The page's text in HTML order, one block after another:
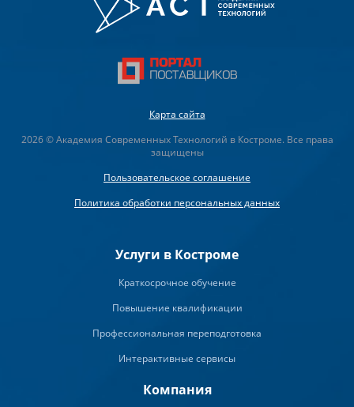
Карта сайта
2026 © Академия Современных Технологий в Костроме. Все права
защищены
Пользовательское соглашение
Политика обработки персональных данных
Услуги в Костроме
Краткосрочное обучение
Повышение квалификации
Профессиональная переподготовка
Интерактивные сервисы
Компания